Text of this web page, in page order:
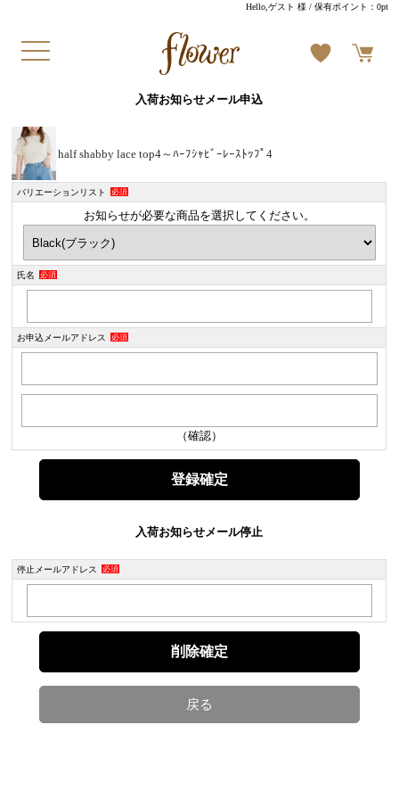
Hello,ゲスト 様 / 保有ポイント：0pt
入荷お知らせメール申込
half shabby lace top4～ﾊｰﾌｼｬﾋﾞｰﾚｰｽﾄｯﾌﾟ4
バリエーションリスト 必須
お知らせが必要な商品を選択してください。
氏名 必須
お申込メールアドレス 必須
（確認）
入荷お知らせメール停止
停止メールアドレス 必須